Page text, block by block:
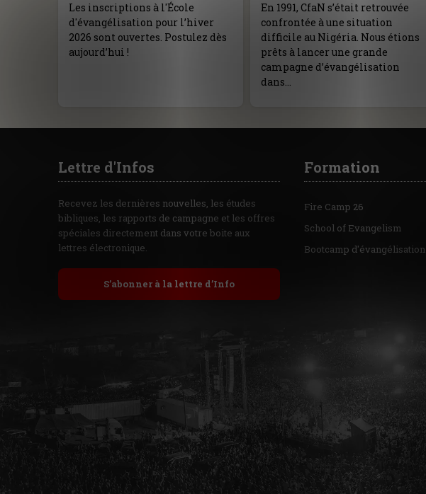
Les inscriptions à l'École
d'évangélisation pour l’hiver
2026 sont ouvertes. Postulez dès
aujourd’hui !
En 1991, CfaN s’était retrouvée
confrontée à une situation
difficile au Nigéria. Nous étions
prêts à lancer une grande
campagne d’évangélisation
dans…
Formation
Fire Camp 26
School of Evangelism
Bootcamp d'évangélisation
Lettre d'Infos
Recevez les dernières nouvelles, les études
bibliques, les rapports de campagne et les offres
spéciales directement dans votre boite aux
lettres électronique.
S’abonner à la lettre d’Info